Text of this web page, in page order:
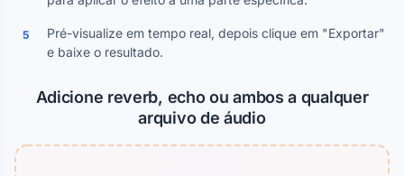
5
Pré-visualize em tempo real, depois clique em "Exportar"
e baixe o resultado.
Adicione reverb, echo ou ambos a qualquer
arquivo de áudio